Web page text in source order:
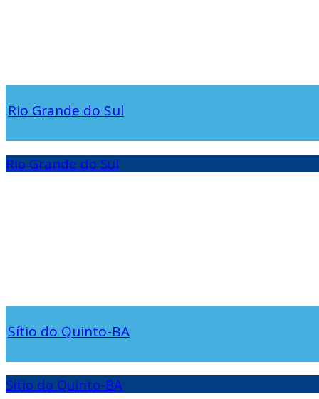
Rio Grande do Sul
Rio Grande do Sul
Sítio do Quinto-BA
Sítio do Quinto-BA